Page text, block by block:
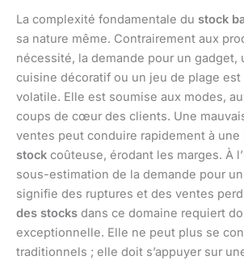
La complexité fondamentale du stock
sa nature même. Contrairement aux
nécessité, la demande pour un gadget,
cuisine décoratif ou un jeu de plage
volatile. Elle est soumise aux modes,
coups de cœur des clients. Une
ventes peut conduire rapidement à une
stock coûteuse, érodant les marges. À
sous-estimation de la demande pour
signifie des ruptures et des ventes
des stocks dans ce domaine requiert
exceptionnelle. Elle ne peut plus se
traditionnels ; elle doit s’appuyer sur